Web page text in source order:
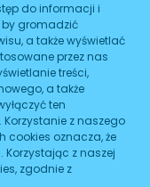
Brak podanych linii
Brak podanych linii
Brak podanych linii
do informacji i
by gromadzić
a także wyświetlać
przez nas
treści,
a także
ten
z naszego
cookies oznacza, że
z naszej
zgodnie z